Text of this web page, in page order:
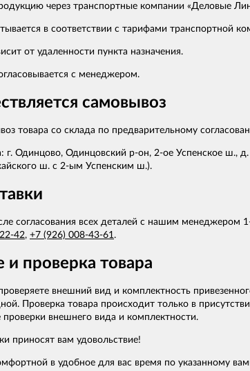
через транспортные компании «Деловые
в соответствии с тарифами транспортной
от удаленности пункта назначения.
с менеджером.
самовывоз
товара со склада по предварительному
г. Одинцово, Одинцовский р-он, 2-ое Успенское
ш. с 2-ым Успенским ш.).
согласования всех деталей с нашим менеджером
42, +7 (926) 008-43-61 .
и проверка товара
внешний вид и комплектность
Проверка товара происходит только в
проверки внешнего вида и комплектности.
приносят вам удовольствие!
в удобное для вас время по указанному